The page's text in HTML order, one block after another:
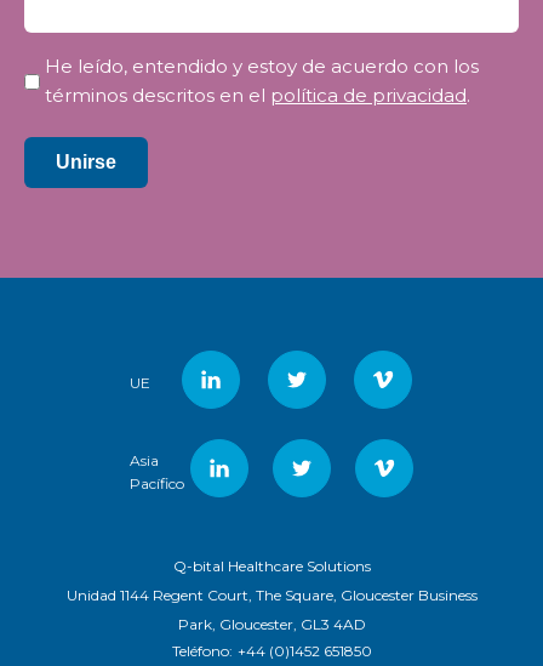
Privacidad*
He leído, entendido y estoy de acuerdo con los
términos descritos en el política de privacidad.
Unirse
UE
Asia
Pacífico
Q-bital Healthcare Solutions
Unidad 1144 Regent Court, The Square, Gloucester Business
Park, Gloucester, GL3 4AD
Teléfono: +44 (0)1452 651850